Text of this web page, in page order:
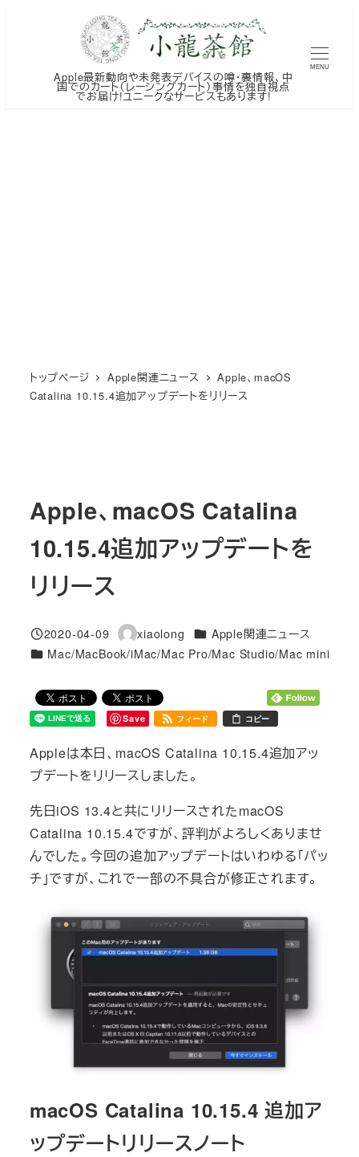
Apple最新動向や未発表デバイスの噂・裏情報、中
国でのカート（レーシングカート）事情を独自視点
でお届け!ユニークなサービスもあります!
MENU
トップページ Apple関連ニュース
Apple、macOS
Catalina 10.15.4追加アップデートをリリース
Apple、macOS Catalina
10.15.4追加アップデートを
リリース
投稿日
2020-04-09
著
者
xiaolong カテゴリー
Apple関連ニュース
カテゴリー
Mac/MacBook/iMac/Mac Pro/Mac Studio/Mac mini
Save フィード コピー
Appleは本日、macOS Catalina 10.15.4追加アッ
プデートをリリースしました。
先日iOS 13.4と共にリリースされたmacOS
Catalina 10.15.4ですが、評判がよろしくありませ
んでした。今回の追加アップデートはいわゆる「パッ
チ」ですが、これで一部の不具合が修正されます。
macOS Catalina 10.15.4 追加ア
ップデートリリースノート